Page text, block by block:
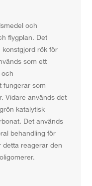
och
flygplan. Det
rök för
som ett
fungerar som
Vidare används det
katalytisk
Det används
behandling för
detta reagerar den